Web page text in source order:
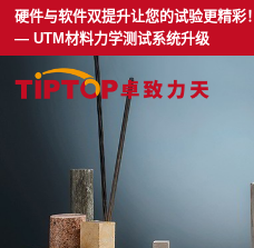
硬件与软件双提升让您的试验更精彩！
— UTM材料力学测试系统升级